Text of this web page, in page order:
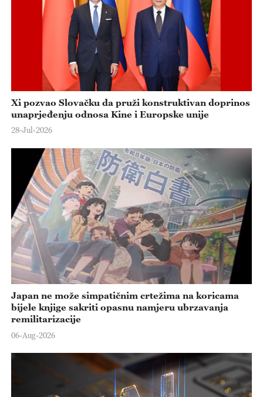
Xi pozvao Slovačku da pruži konstruktivan doprinos
unaprjeđenju odnosa Kine i Europske unije
28-Jul-2026
Japan ne može simpatičnim crtežima na koricama
bijele knjige sakriti opasnu namjeru ubrzavanja
remilitarizacije
06-Aug-2026